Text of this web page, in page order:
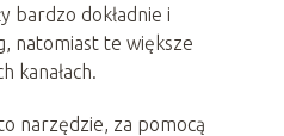
bardzo dokładnie i
natomiast te większe
kanałach.
narzędzie, za pomocą